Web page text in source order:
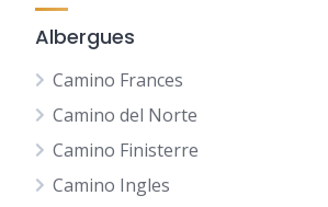
Albergues
Camino Frances
Camino del Norte
Camino Finisterre
Camino Ingles